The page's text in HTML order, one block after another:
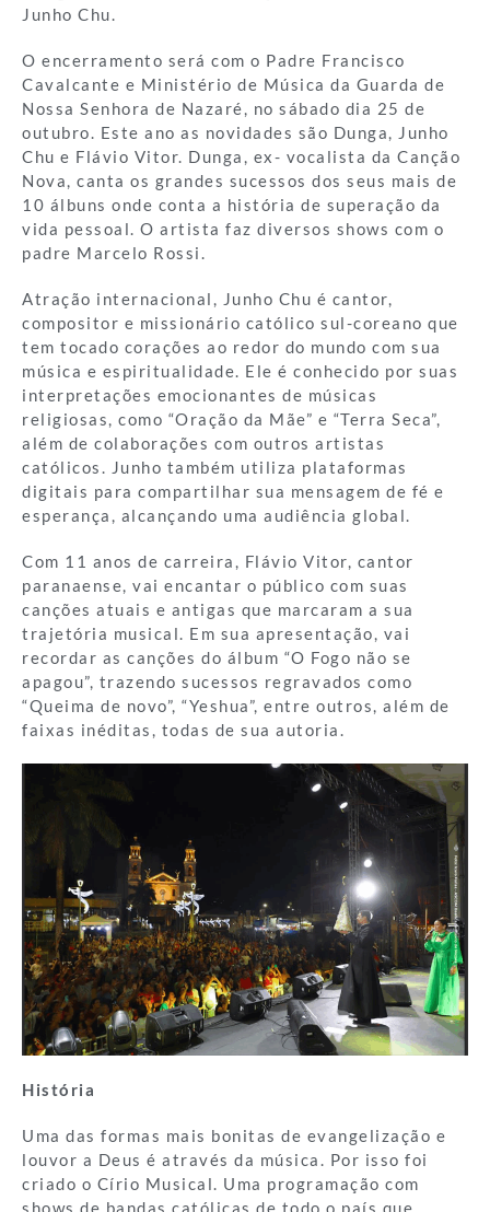
Junho Chu.
O encerramento será com o Padre Francisco
Cavalcante e Ministério de Música da Guarda de
Nossa Senhora de Nazaré, no sábado dia 25 de
outubro. Este ano as novidades são Dunga, Junho
Chu e Flávio Vitor. Dunga, ex- vocalista da Canção
Nova, canta os grandes sucessos dos seus mais de
10 álbuns onde conta a história de superação da
vida pessoal. O artista faz diversos shows com o
padre Marcelo Rossi.
Atração internacional, Junho Chu é cantor,
compositor e missionário católico sul-coreano que
tem tocado corações ao redor do mundo com sua
música e espiritualidade. Ele é conhecido por suas
interpretações emocionantes de músicas
religiosas, como “Oração da Mãe” e “Terra Seca”,
além de colaborações com outros artistas
católicos. Junho também utiliza plataformas
digitais para compartilhar sua mensagem de fé e
esperança, alcançando uma audiência global.
Com 11 anos de carreira, Flávio Vitor, cantor
paranaense, vai encantar o público com suas
canções atuais e antigas que marcaram a sua
trajetória musical. Em sua apresentação, vai
recordar as canções do álbum “O Fogo não se
apagou”, trazendo sucessos regravados como
“Queima de novo”, “Yeshua”, entre outros, além de
faixas inéditas, todas de sua autoria.
História
Uma das formas mais bonitas de evangelização e
louvor a Deus é através da música. Por isso foi
criado o Círio Musical. Uma programação com
shows de bandas católicas de todo o país que